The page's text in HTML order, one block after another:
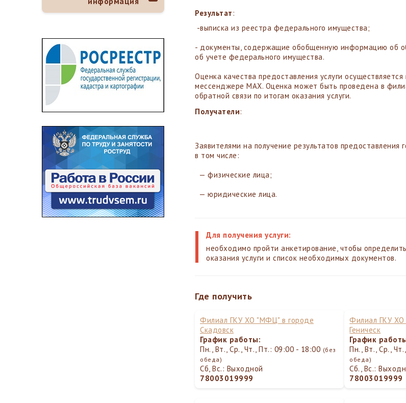
Результат:
-выписка из реестра федерального имущества;
- документы, содержащие обобщенную информацию об
об учете федерального имущества.
Оценка качества предоставления услуги
мессенджере MAX. Оценка может быть проведена в
обратной связи по итогам оказания услуги.
Получатели:
Заявителями на получение результатов
в том числе:
— физические лица;
— юридические лица.
Для получения услуги:
необходимо пройти анкетирование, чтобы
оказания услуги и список необходимых документов.
Где получить
Филиал ГКУ ХО "МФЦ" в городе
Скадовск
График работы:
Пн., Вт., Ср., Чт., Пт.: 09:00 - 18:00 (без
обеда)
Сб, Вс.: Выходной
78003019999
Филиал ГКУ
Геническ
График
Пн., Вт., Ср.,
обеда)
Сб., Вс.:
78003019999